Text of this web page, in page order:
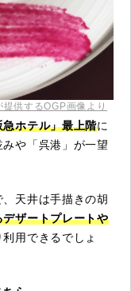
供するOGP画像より
ホテル」最上階に
や「呉港」が一望
天井は手描きの胡
ザートプレートや
用できるでしょ